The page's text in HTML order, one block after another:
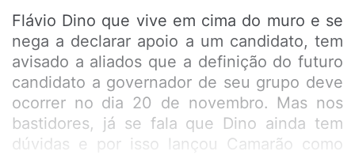
Flávio Dino que vive em cima do muro e se
nega a declarar apoio a um candidato, tem
avisado a aliados que a definição do futuro
candidato a governador de seu grupo deve
ocorrer no dia 20 de novembro. Mas nos
bastidores, já se fala que Dino ainda tem
dúvidas e por isso lançou Camarão como